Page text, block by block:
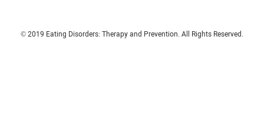
© 2019 Eating Disorders: Therapy and Prevention. All Rights Reserved.